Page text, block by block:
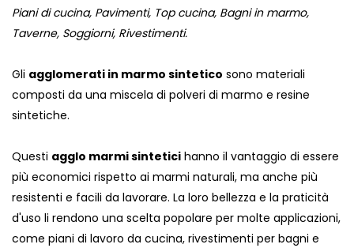
Piani di cucina, Pavimenti, Top cucina, Bagni in marmo,
Taverne, Soggiorni, Rivestimenti.
Gli agglomerati in marmo sintetico sono materiali
composti da una miscela di polveri di marmo e resine
sintetiche.
Questi agglo marmi sintetici hanno il vantaggio di essere
più economici rispetto ai marmi naturali, ma anche più
resistenti e facili da lavorare. La loro bellezza e la praticità
d'uso li rendono una scelta popolare per molte applicazioni,
come piani di lavoro da cucina, rivestimenti per bagni e